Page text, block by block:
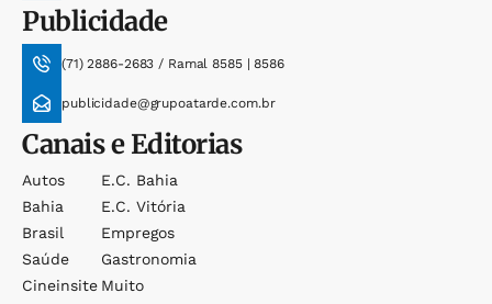
Publicidade
(71) 2886-2683 / Ramal 8585 | 8586
publicidade@grupoatarde.com.br
Canais e Editorias
Autos
Bahia
Brasil
Saúde
Cineinsite
E.c. Bahia
E.c. Vitória
Empregos
Gastronomia
Muito